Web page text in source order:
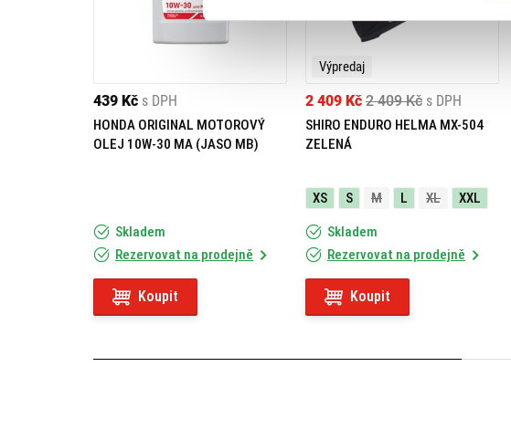
439 Kč s DPH
HONDA ORIGINAL MOTOROVÝ
OLEJ 10W-30 MA (JASO MB)
Skladem
Rezervovat na prodejně
Koupit
Výpredaj
2 409 Kč
2 409 Kč s DPH
SHIRO ENDURO HELMA MX-504
ZELENÁ
XS S M L XL XXL
Skladem
Rezervovat na prodejně
Koupit